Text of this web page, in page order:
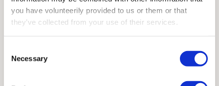
you have volunteerily provided to us or them or that
they’ve collected from your use of their services.
Selection
Necessary
Opcje dla Mini Flex
Nasze modele mają konstrukcję modułową. Zapoznaj się
z dostępnymi konfiguracjami, manipulatorami i opcjami